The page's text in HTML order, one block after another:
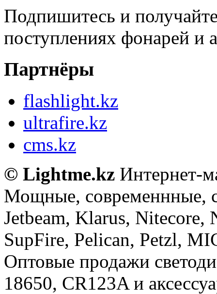
Подпишитесь и
поступлениях фонарей и
Партнёры
flashlight.kz
ultrafire.kz
cms.kz
© Lightme.kz Интернет-
Мощные, современнные,
Jetbeam, Klarus, Nitecore,
SupFire, Pelican, Petzl,
Оптовые продажи
18650, CR123A и